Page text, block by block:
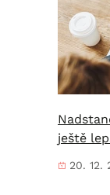
ještě
20. 12.